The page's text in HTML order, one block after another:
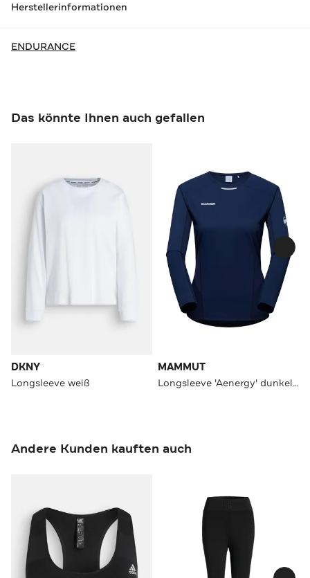
Herstellerinformationen
ENDURANCE
Das könnte Ihnen auch gefallen
DKNY
Longsleeve weiß
MAMMUT
Longsleeve 'Aenergy' dunkelblau
Andere Kunden kauften auch